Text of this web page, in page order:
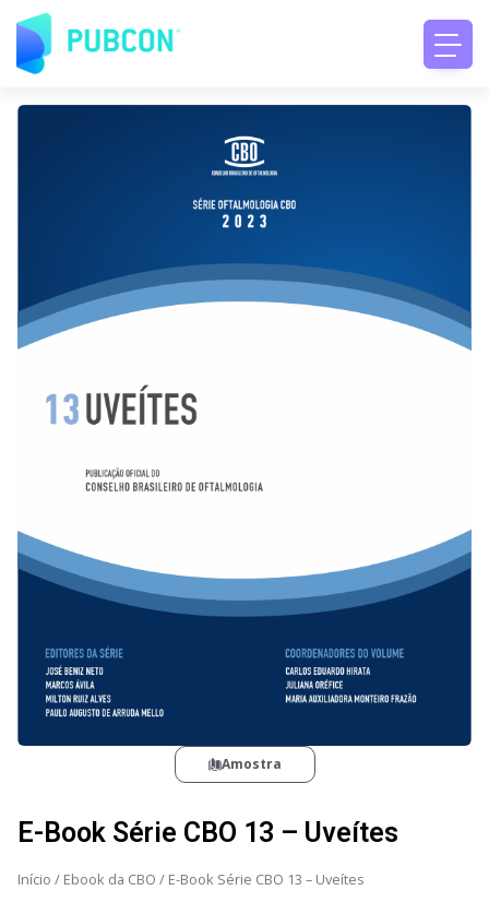
Amostra
E-Book Série CBO 13 – Uveítes
Início / Ebook da CBO / E-Book Série CBO 13 – Uveítes